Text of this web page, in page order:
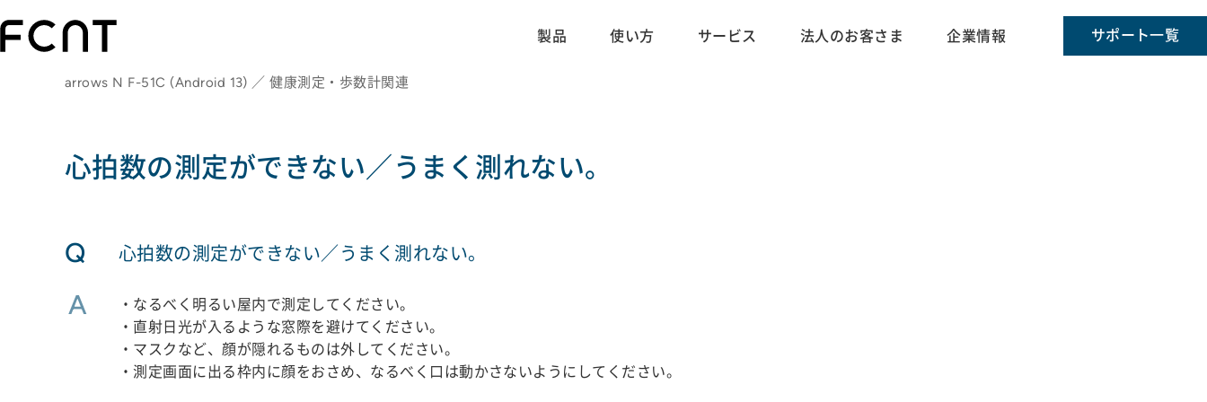
製品 使い方 サービス 法人のお客さま 企業情報 サポート一覧
arrows N F-51C (Android 13) ／ 健康測定・歩数計関連
心拍数の測定ができない／うまく測れない。
Q 心拍数の測定ができない／うまく測れない。
A
・なるべく明るい屋内で測定してください。
・直射日光が入るような窓際を避けてください。
・マスクなど、顔が隠れるものは外してください。
・測定画面に出る枠内に顔をおさめ、なるべく口は動かさないようにしてください。